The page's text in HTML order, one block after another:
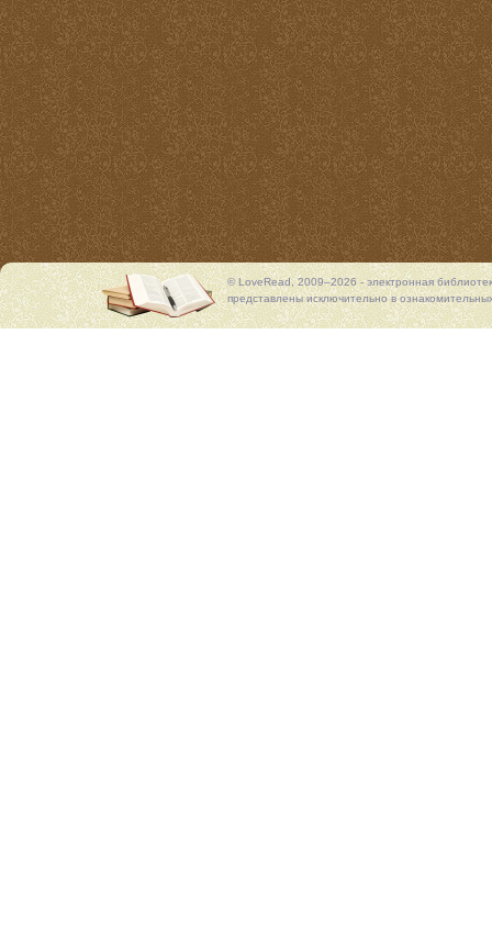
© LoveRead, 2009–2026 - электронная
представлены исключительно в